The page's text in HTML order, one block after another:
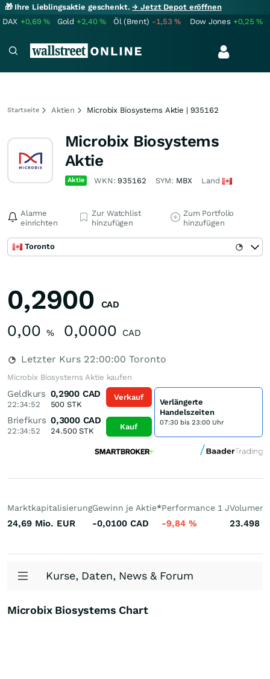
🎁 Ihre Lieblingsaktie geschenkt.→ Jetzt Depot eröffnen
DAX +0,69% Gold +2,40% Öl (Brent) -1,53% Dow Jones +0,25%
Startseite Aktien Microbix Biosystems Aktie | 935162
Microbix Biosystems
Aktie
Aktie WKN:935162 SYM: MBX Land
Alarme
einrichten
Zur Watchlist
hinzufügen
Zum Portfolio
hinzufügen
Toronto
0,2900 CAD
0,00 % 0,0000 CAD
Letzter Kurs 22:00:00 Toronto
Microbix Biosystems Aktie kaufen
Geldkurs
22:34:52
0,2900 CAD
500 STK
Briefkurs
22:34:52
0,3000 CAD
24.500STK
Verkauf
Kauf
Verlängerte
Handelszeiten
07:30 bis 23:00 Uhr
Marktkapitalisierung
24,69 Mio. EUR
Gewinn je Aktie*
-0,0100 CAD
Performance 1 J
-9,84 %
Volumen
23.498
Kurse, Daten, News & Forum
Microbix Biosystems Chart